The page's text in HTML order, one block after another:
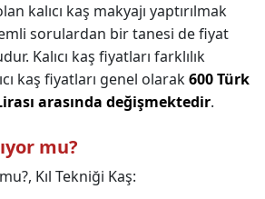
kalıcı kaş makyajı yaptırılmak
sorulardan bir tanesi de fiyat
Kalıcı kaş fiyatları farklılık
kaş fiyatları genel olarak600 Türk
arasında değişmektedir.
mu?
Kıl Tekniği Kaş: